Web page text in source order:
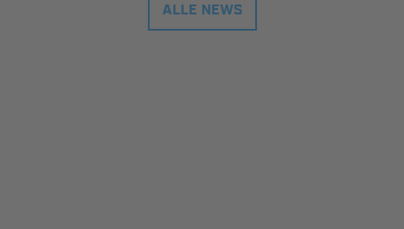
ALLE NEWS